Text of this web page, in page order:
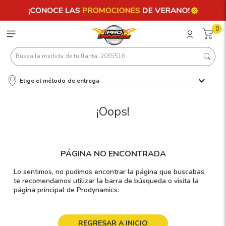
0
Busca la medida de tu llanta: 2055516
Elige el método de entrega
¡Oops!
PÁGINA NO ENCONTRADA
Lo sentimos, no pudimos encontrar la página que buscabas,
te recomendamos utilizar la barra de búsqueda o visita la
página principal de Prodynamics:
REGRESAR A INICIO
Términos más buscados
2
4.215
5.185
6.